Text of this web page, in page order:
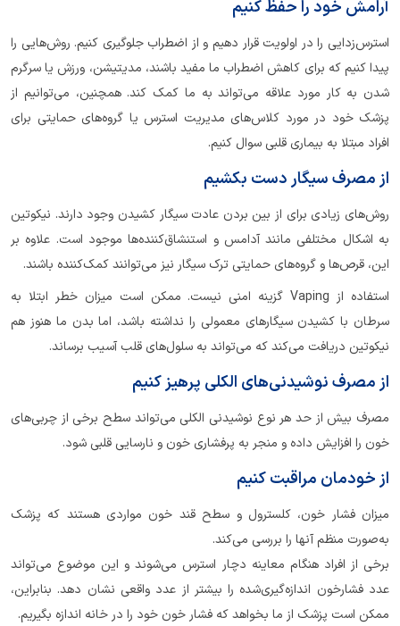
آرامش خود را حفظ کنیم
استرس‌زدایی را در اولویت قرار دهیم و از اضطراب جلوگیری کنیم. روش‌هایی را
پیدا کنیم که برای کاهش اضطراب ما مفید باشند، مدیتیشن، ورزش یا سرگرم
شدن به کار مورد علاقه می‌تواند به ما کمک کند. همچنین، می‌توانیم از
پزشک خود در مورد کلاس‌های مدیریت استرس یا گروه‌های حمایتی برای
افراد مبتلا به بیماری قلبی سوال کنیم.
از مصرف سیگار دست بکشیم
روش‌های زیادی برای از بین بردن عادت سیگار کشیدن وجود دارند. نیکوتین
به اشکال مختلفی مانند آدامس و استنشاق‌کننده‌ها موجود است. علاوه بر
این، قرص‌ها و گروه‌های حمایتی ترک سیگار نیز می‌توانند کمک‌کننده باشند.
استفاده از Vaping گزینه امنی نیست. ممکن است میزان خطر ابتلا به
سرطان با کشیدن سیگارهای معمولی را نداشته باشد، اما بدن ما هنوز هم
نیکوتین دریافت می‌کند که می‌تواند به سلول‌های قلب آسیب برساند.
از مصرف نوشیدنی‌های الکلی پرهیز کنیم
مصرف بیش از حد هر نوع نوشیدنی الکلی می‌تواند سطح برخی از چربی‌های
خون را افزایش داده و منجر به پرفشاری خون و نارسایی قلبی شود.
از خودمان مراقبت کنیم
میزان فشار خون، کلسترول و سطح قند خون مواردی هستند که پزشک
به‌صورت منظم آنها را بررسی می‌کند.
برخی از افراد هنگام معاینه دچار استرس می‌شوند و این موضوع می‌تواند
عدد فشارخون اندازه‌گیری‌شده را بیشتر از عدد واقعی نشان دهد. بنابراین،
ممکن است پزشک از ما بخواهد که فشار خون خود را در خانه اندازه بگیریم.